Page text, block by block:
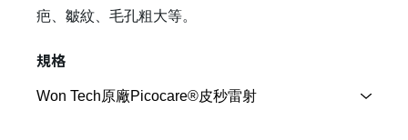
疤、皺紋、毛孔粗大等。
規格